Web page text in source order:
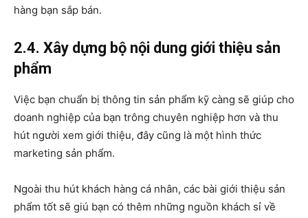
hàng bạn sắp bán.
2.4. Xây dựng bộ nội dung giới thiệu sản
phẩm
Việc bạn chuẩn bị thông tin sản phẩm kỹ càng sẽ giúp cho
doanh nghiệp của bạn trông chuyên nghiệp hơn và thu
hút người xem giới thiệu, đây cũng là một hình thức
marketing sản phẩm.
Ngoài thu hút khách hàng cá nhân, các bài giới thiệu sản
phẩm tốt sẽ giú bạn có thêm những nguồn khách sỉ về